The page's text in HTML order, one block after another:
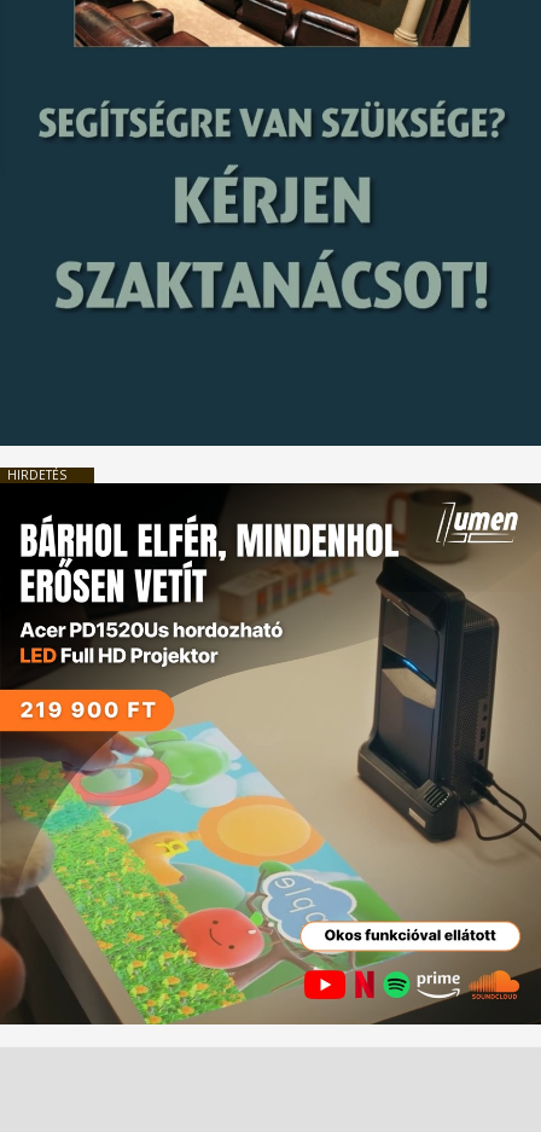
HIRDETÉS